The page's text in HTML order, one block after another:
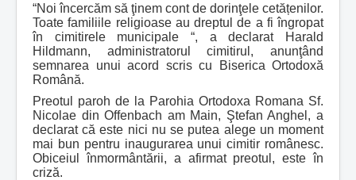
“Noi încercăm să ţinem cont de dorinţele cetățenilor.
Toate familiile religioase au dreptul de a fi îngropat
în cimitirele municipale “, a declarat Harald
Hildmann, administratorul cimitirul, anunţând
semnarea unui acord scris cu Biserica Ortodoxă
Română.
Preotul paroh de la Parohia Ortodoxa Romana Sf.
Nicolae din Offenbach am Main, Ştefan Anghel, a
declarat că este nici nu se putea alege un moment
mai bun pentru inaugurarea unui cimitir românesc.
Obiceiul înmormântării, a afirmat preotul, este în
criză.